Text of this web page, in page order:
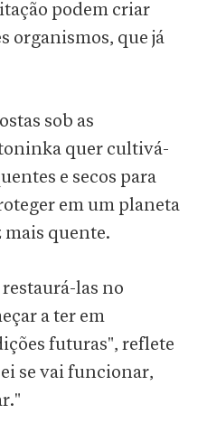
podem criar
organismos, que já
sob as
quer cultivá-
e secos para
em um planeta
mais quente.
las no
a ter em
futuras", reflete
se vai funcionar,